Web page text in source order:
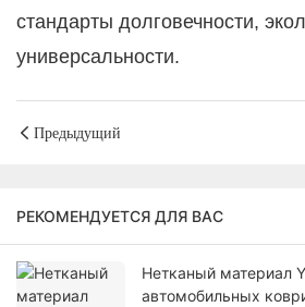
стандарты долговечности,
универсальности.
Предыдущий
РЕКОМЕНДУЕТСЯ ДЛЯ ВАС
Нетканый материал
автомобильных